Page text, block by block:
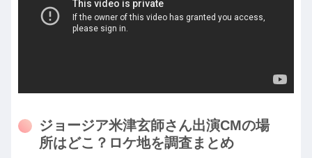
ジョージア米津玄師さん出演CMの場
所はどこ？ロケ地を調査まとめ